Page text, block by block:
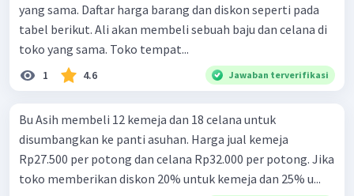
yang sama. Daftar harga barang dan diskon seperti pada
tabel berikut. Ali akan membeli sebuah baju dan celana di
toko yang sama. Toko tempat...
1 4.6 Jawaban terverifikasi
Bu Asih membeli 12 kemeja dan 18 celana untuk
disumbangkan ke panti asuhan. Harga jual kemeja
Rp27.500 per potong dan celana Rp32.000 per potong. Jika
toko memberikan diskon 20% untuk kemeja dan 25% u...